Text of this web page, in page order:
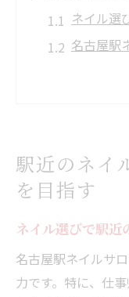
ネイル選
名古屋駅
ネイル
ント
ネイル重視な
ネイル上
名古屋駅
情
駅近のネイ
を目指す
ネイル選びで駅近
名古屋駅ネイルサ
力です。特に、仕